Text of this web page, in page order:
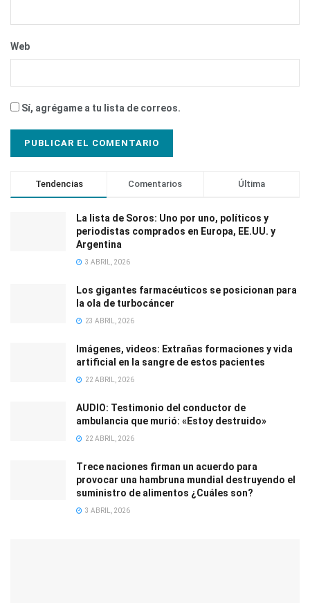
Web
Sí, agrégame a tu lista de correos.
Tendencias Comentarios Última
La lista de Soros: Uno por uno, políticos y
periodistas comprados en Europa, EE.UU. y
Argentina
3 ABRIL, 2026
Los gigantes farmacéuticos se posicionan para
la ola de turbocáncer
23 ABRIL, 2026
Imágenes, videos: Extrañas formaciones y vida
artificial en la sangre de estos pacientes
22 ABRIL, 2026
AUDIO: Testimonio del conductor de
ambulancia que murió: «Estoy destruido»
22 ABRIL, 2026
Trece naciones firman un acuerdo para
provocar una hambruna mundial destruyendo el
suministro de alimentos ¿Cuáles son?
3 ABRIL, 2026